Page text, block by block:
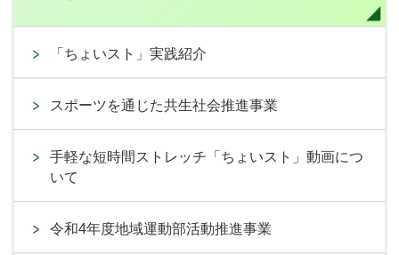
「ちょいスト」実践紹介
スポーツを通じた共生社会推進事業
手軽な短時間ストレッチ「ちょいスト」動画につ
いて
令和4年度地域運動部活動推進事業